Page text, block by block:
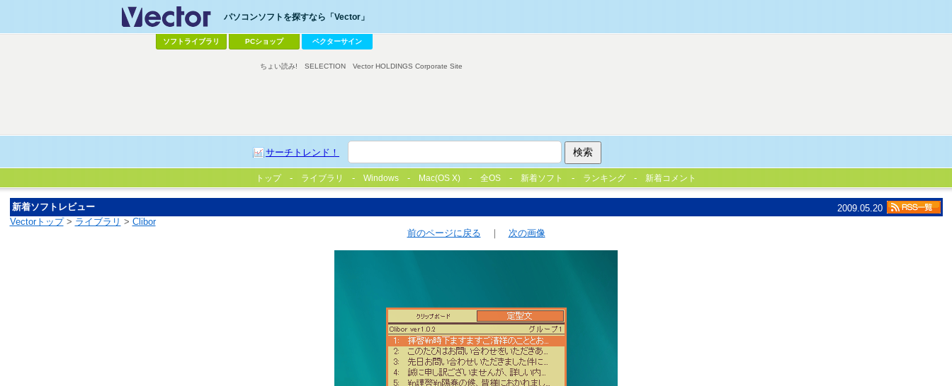
パソコンソフトを探すなら「Vector」
ソフトライブラリ PCショップ ベクターサイン
サーチトレンド！
ちょい読み! SELECTION Vector HOLDINGS Corporate Site
トップ ライブラリ Windows Mac(OS X) 全OS 新着ソフト ランキング 新着コメント
新着ソフトレビュー
2009.05.20
Vectorトップ> ライブラリ > Clibor
前のページに戻る ｜ 次の画像